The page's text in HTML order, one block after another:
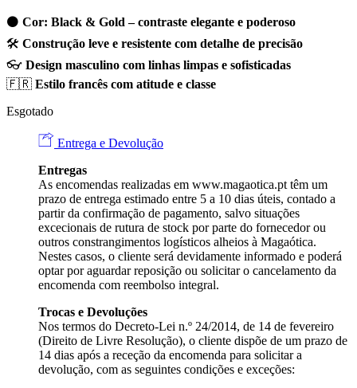
⚫ Cor: Black & Gold – contraste elegante e poderoso
🛠️ Construção leve e resistente com detalhe de precisão
👓 Design masculino com linhas limpas e sofisticadas
🇫🇷 Estilo francês com atitude e classe
Esgotado
Entrega e Devolução
Entregas
As encomendas realizadas em www.magaotica.pt têm um
prazo de entrega estimado entre 5 a 10 dias úteis, contado a
partir da confirmação de pagamento, salvo situações
excecionais de rutura de stock por parte do fornecedor ou
outros constrangimentos logísticos alheios à Magaótica.
Nestes casos, o cliente será devidamente informado e poderá
optar por aguardar reposição ou solicitar o cancelamento da
encomenda com reembolso integral.
Trocas e Devoluções
Nos termos do Decreto-Lei n.º 24/2014, de 14 de fevereiro
(Direito de Livre Resolução), o cliente dispõe de um prazo de
14 dias após a receção da encomenda para solicitar a
devolução, com as seguintes condições e exceções: